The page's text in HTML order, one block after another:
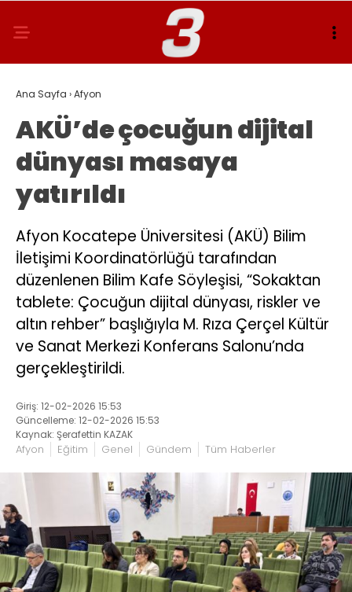
Ana Sayfa ›Afyon
AKÜ’de çocuğun dijital
dünyası masaya
yatırıldı
Afyon Kocatepe Üniversitesi (AKÜ) Bilim
İletişimi Koordinatörlüğü tarafından
düzenlenen Bilim Kafe Söyleşisi, “Sokaktan
tablete: Çocuğun dijital dünyası, riskler ve
altın rehber” başlığıyla M. Rıza Çerçel Kültür
ve Sanat Merkezi Konferans Salonu’nda
gerçekleştirildi.
Giriş: 12-02-2026 15:53
Güncelleme: 12-02-2026 15:53
Kaynak: Şerafettin KAZAK
Afyon Eğitim Genel Gündem Tüm Haberler